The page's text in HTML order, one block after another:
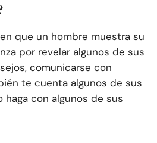
que un hombre muestra su
por revelar algunos de sus
comunicarse con
te cuenta algunos de sus
haga con algunos de sus